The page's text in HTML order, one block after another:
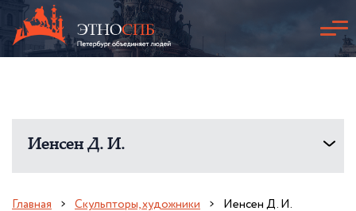
Иенсен Д. И.
Главная Скульпторы, художники Иенсен Д. И.